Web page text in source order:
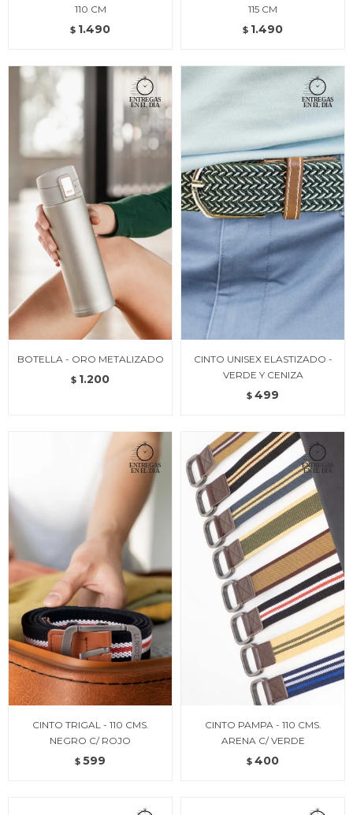
110 CM
$ 1.490
115 CM
$ 1.490
BOTELLA - ORO METALIZADO
$ 1.200
CINTO UNISEX ELASTIZADO -
VERDE Y CENIZA
$ 499
CINTO TRIGAL - 110 CMS.
NEGRO C/ ROJO
$ 599
CINTO PAMPA - 110 CMS.
ARENA C/ VERDE
$ 400